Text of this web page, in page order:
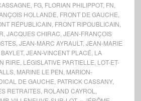
FG, FLORIAN PHILIPPOT, FN
HOLLANDE FRONT DE GAUCHE
RÉPUBLICAIN FRONT RIPOUBLICAIN
JACQUES CHIRAC JEAN-FRANÇOIS
, JEAN-MARC AYRAULT, JEAN-MARIE
, JEAN-VINCENT PLACÉ LA
RIRE LÉGISLATIVE PARTIELLE LOT-ET-
, MARINE LE PEN MARION-
DE GAUCHE PATRICK CASSANY,
RETRAITES, ROLAND CAYROL